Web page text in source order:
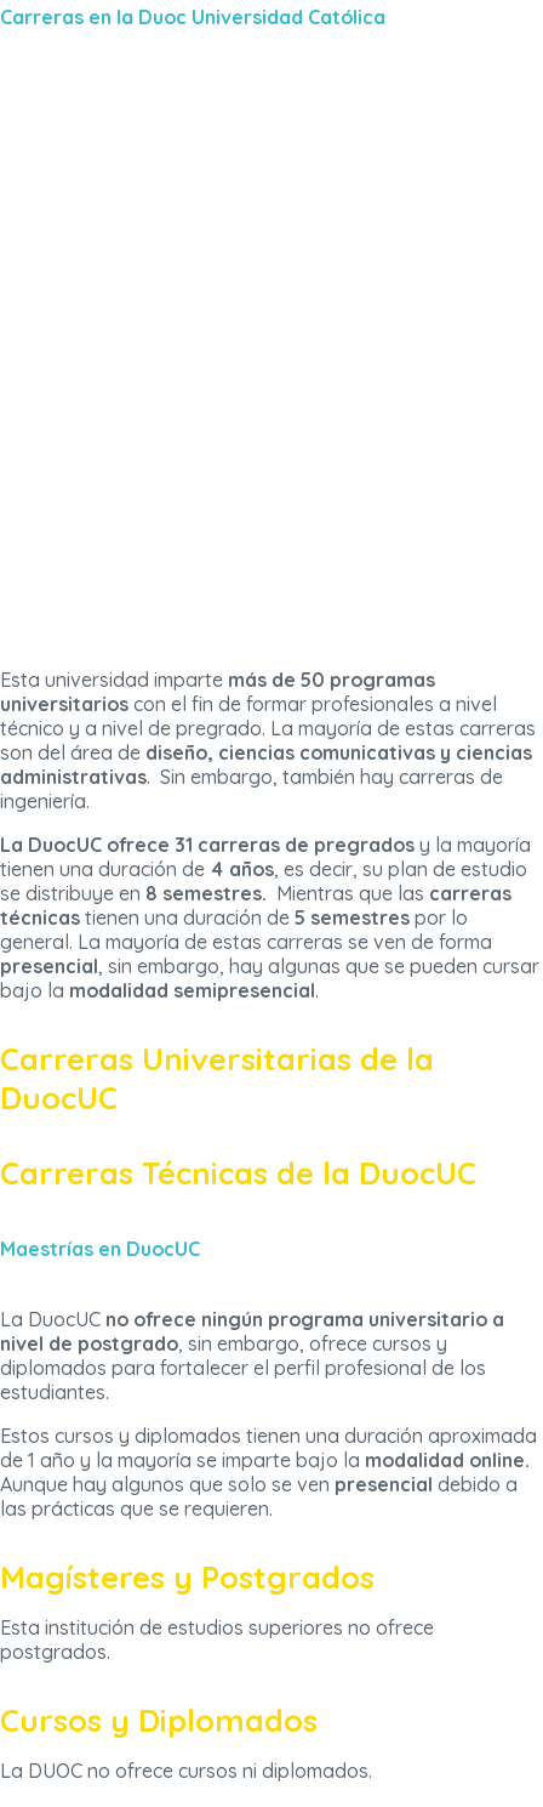
Carreras en la Duoc Universidad Católica
Esta universidad imparte más de 50 programas
universitarios con el fin de formar profesionales a nivel
técnico y a nivel de pregrado. La mayoría de estas carreras
son del área de diseño, ciencias comunicativas y ciencias
administrativas. Sin embargo, también hay carreras de
ingeniería.
La DuocUC ofrece 31 carreras de pregrados y la mayoría
tienen una duración de 4 años, es decir, su plan de estudio
se distribuye en 8 semestres. Mientras que las carreras
técnicas tienen una duración de 5 semestres por lo
general. La mayoría de estas carreras se ven de forma
presencial, sin embargo, hay algunas que se pueden cursar
bajo la modalidad semipresencial.
Carreras Universitarias de la
DuocUC
Carreras Técnicas de la DuocUC
Maestrías en DuocUC
La DuocUC no ofrece ningún programa universitario a
nivel de postgrado, sin embargo, ofrece cursos y
diplomados para fortalecer el perfil profesional de los
estudiantes.
Estos cursos y diplomados tienen una duración aproximada
de 1 año y la mayoría se imparte bajo la modalidad online.
Aunque hay algunos que solo se ven presencial debido a
las prácticas que se requieren.
Magísteres y Postgrados
Esta institución de estudios superiores no ofrece
postgrados.
Cursos y Diplomados
La DUOC no ofrece cursos ni diplomados.